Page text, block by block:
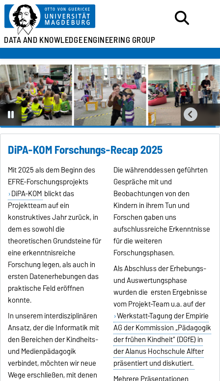
DATA AND KNOWLEDGEENGINEERING GROUP
DiPA-KOM Forschungs-Recap 2025
Mit 2025 als dem Beginn des
EFRE-Forschungsprojekts
DiPA-KOM blickt das
Projektteam auf ein
konstruktives Jahr zurück, in
dem es sowohl die
theoretischen Grundsteine für
eine erkenntnisreiche
Forschung legen, als auch in
ersten Datenerhebungen das
praktische Feld eröffnen
konnte.
In unserem interdisziplinären
Ansatz, der die Informatik mit
den Bereichen der Kindheits-
und Medienpädagogik
verbindet, möchten wir neue
Wege erschließen, mit denen
Die währenddessen geführten
Gespräche mit und
Beobachtungen von den
Kindern in ihrem Tun und
Forschen gaben uns
aufschlussreiche Erkenntnisse
für die weiteren
Forschungsphasen.
Als Abschluss der Erhebungs-
und Auswertungsphase
wurden die ersten Ergebnisse
vom Projekt-Team u.a. auf der
Werkstatt-Tagung der Empirie
AG der Kommission „Pädagogik
der frühen Kindheit“ (DGfE) in
der Alanus Hochschule Alfter
präsentiert und diskutiert.